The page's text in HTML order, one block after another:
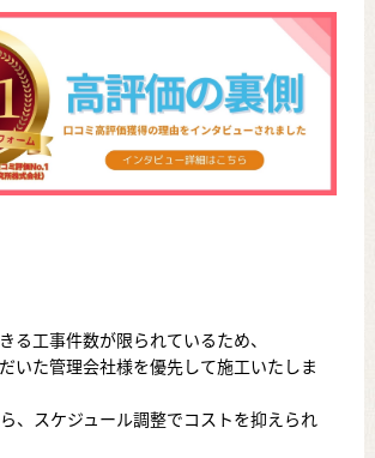
る工事件数が限られているため、
いた管理会社様を優先して施工いたしま
、スケジュール調整でコストを抑えられ